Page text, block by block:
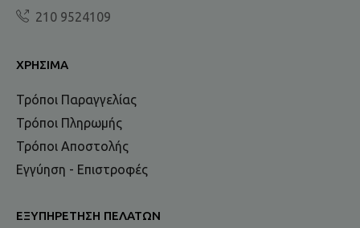
210 9524109
ΧΡΉΣΙΜΑ
Τρόποι Παραγγελίας
Τρόποι Πληρωμής
Τρόποι Αποστολής
Εγγύηση - Επιστροφές
ΕΞΥΠΗΡΈΤΗΣΗ ΠΕΛΑΤΏΝ